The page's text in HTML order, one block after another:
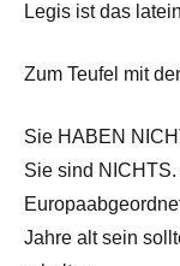
Legis ist das
Zum Teufel mit
Sie HABEN
Sie sind NICHTS.
Jahre alt sein